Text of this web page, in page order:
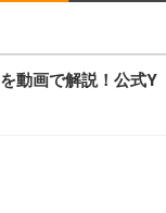
動画で解説！公式Y